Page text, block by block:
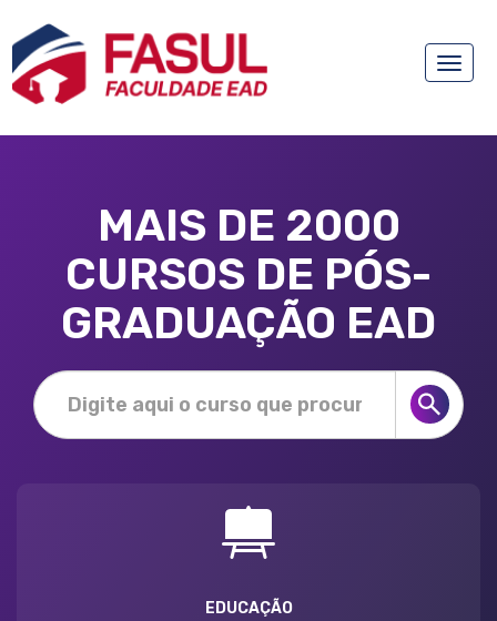
Toggle
MAIS DE 2000
CURSOS DE PÓS-
GRADUAÇÃO EAD
EDUCAÇÃO